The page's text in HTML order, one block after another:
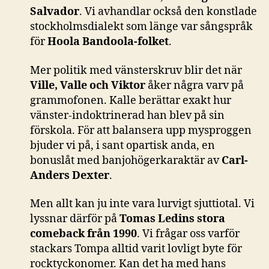
Salvador. Vi avhandlar också den konstlade
stockholmsdialekt som länge var sångspråk
förHoola Bandoola-folket.
Mer politik med vänsterskruv blir det när
Ville, Valle och Viktor åker några varv på
grammofonen. Kalle berättar exakt hur
vänster-indoktrinerad han blev på sin
förskola. För att balansera upp mysproggen
bjuder vi på, i sant opartisk anda, en
bonuslåt med banjohögerkaraktär avCarl-
Anders Dexter.
Men allt kan ju inte vara lurvigt sjuttiotal. Vi
lyssnar därför påTomas Ledins stora
comeback från 1990. Vi frågar oss varför
stackars Tompa alltid varit lovligt byte för
rocktyckonomer. Kan det ha med hans